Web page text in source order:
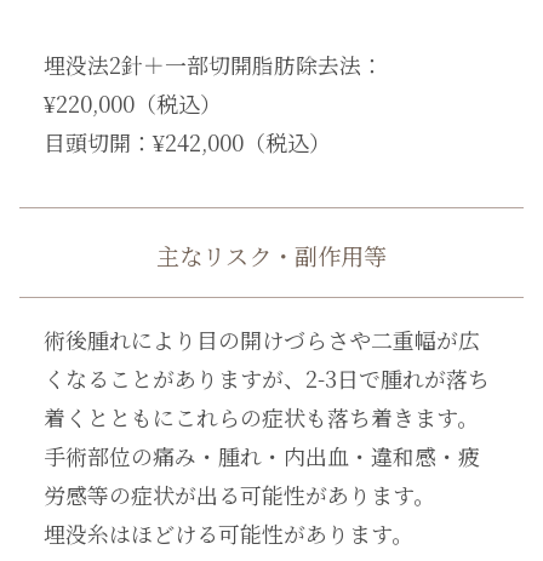
埋没法2針＋一部切開脂肪除去法：
¥220,000（税込）
目頭切開：¥242,000（税込）
主なリスク・副作用等
術後腫れにより目の開けづらさや二重幅が広
くなることがありますが、2-3日で腫れが落ち
着くとともにこれらの症状も落ち着きます。
手術部位の痛み・腫れ・内出血・違和感・疲
労感等の症状が出る可能性があります。
埋没糸はほどける可能性があります。